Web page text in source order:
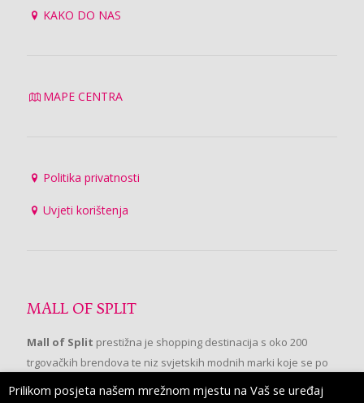
KAKO DO NAS
MAPE CENTRA
Politika privatnosti
Uvjeti korištenja
MALL OF SPLIT
Mall of Split prestižna je shopping destinacija s oko 200
trgovačkih brendova te niz svjetskih modnih marki koje se po
prvi put pojavljuju u Splitu.
Prilikom posjeta našem mrežnom mjestu na Vaš se uređaj